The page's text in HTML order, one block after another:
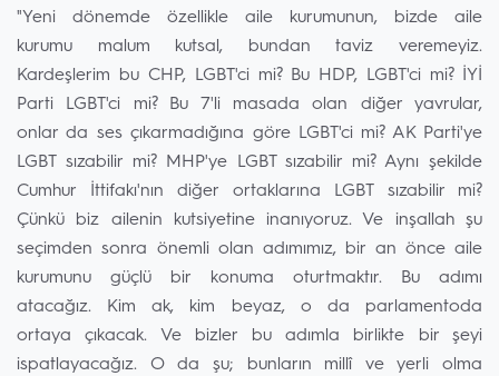
"Yeni dönemde özellikle aile kurumunun, bizde aile
kurumu malum kutsal, bundan taviz veremeyiz.
Kardeşlerim bu CHP, LGBT'ci mi? Bu HDP, LGBT'ci mi? İYİ
Parti LGBT'ci mi? Bu 7'li masada olan diğer yavrular,
onlar da ses çıkarmadığına göre LGBT'ci mi? AK Parti'ye
LGBT sızabilir mi? MHP'ye LGBT sızabilir mi? Aynı şekilde
Cumhur İttifakı'nın diğer ortaklarına LGBT sızabilir mi?
Çünkü biz ailenin kutsiyetine inanıyoruz. Ve inşallah şu
seçimden sonra önemli olan adımımız, bir an önce aile
kurumunu güçlü bir konuma oturtmaktır. Bu adımı
atacağız. Kim ak, kim beyaz, o da parlamentoda
ortaya çıkacak. Ve bizler bu adımla birlikte bir şeyi
ispatlayacağız. O da şu; bunların millî ve yerli olma